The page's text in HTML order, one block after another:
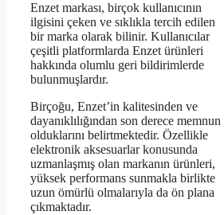
Enzet markası, birçok kullanıcının
ilgisini çeken ve sıklıkla tercih edilen
bir marka olarak bilinir. Kullanıcılar
çeşitli platformlarda Enzet ürünleri
hakkında olumlu geri bildirimlerde
bulunmuşlardır.
Birçoğu, Enzet’in kalitesinden ve
dayanıklılığından son derece memnun
olduklarını belirtmektedir. Özellikle
elektronik aksesuarlar konusunda
uzmanlaşmış olan markanın ürünleri,
yüksek performans sunmakla birlikte
uzun ömürlü olmalarıyla da ön plana
çıkmaktadır.